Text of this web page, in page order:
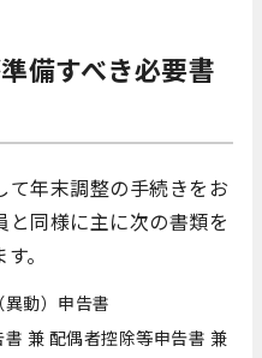
備すべき必要書
て年末調整の手続きをお
と同様に主に次の書類を
。
動）申告書
兼 配偶者控除等申告書 兼